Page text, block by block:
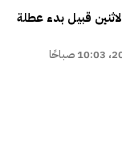
قبيل بدء عطلة